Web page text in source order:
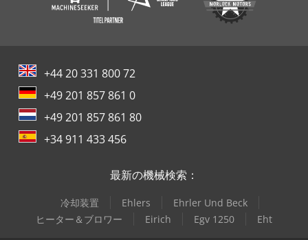
+44 20 331 800 72
+49 201 857 861 0
+49 201 857 861 80
+34 911 433 456
最新の機械検索：
冷却装置 Ehlers
Ehrler Und Beck
ヒーター＆ブロワー
Eirich Egv 1250 Eht